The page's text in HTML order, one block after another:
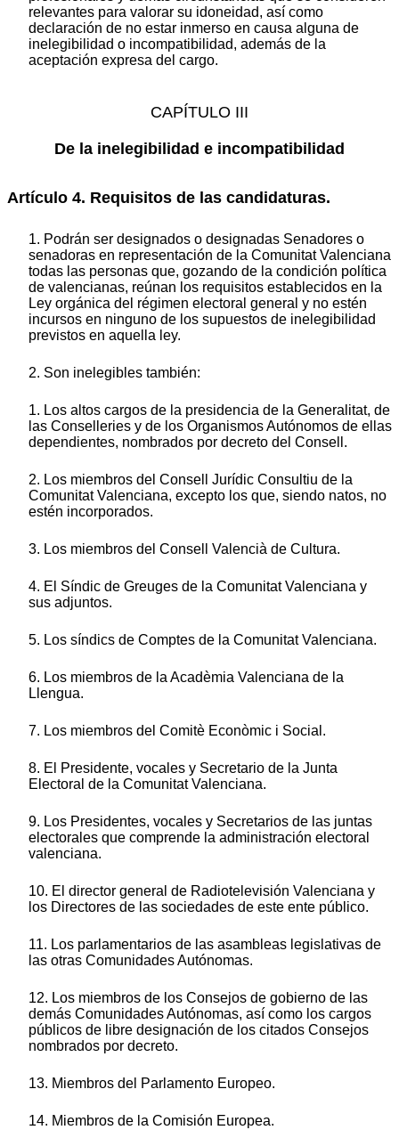
relevantes para valorar su idoneidad, así como
declaración de no estar inmerso en causa alguna de
inelegibilidad o incompatibilidad, además de la
aceptación expresa del cargo.
CAPÍTULO III
De la inelegibilidad e incompatibilidad
Artículo 4. Requisitos de las candidaturas.
1. Podrán ser designados o designadas Senadores o
senadoras en representación de la Comunitat Valenciana
todas las personas que, gozando de la condición política
de valencianas, reúnan los requisitos establecidos en la
Ley orgánica del régimen electoral general y no estén
incursos en ninguno de los supuestos de inelegibilidad
previstos en aquella ley.
2. Son inelegibles también:
1. Los altos cargos de la presidencia de la Generalitat, de
las Conselleries y de los Organismos Autónomos de ellas
dependientes, nombrados por decreto del Consell.
2. Los miembros del Consell Jurídic Consultiu de la
Comunitat Valenciana, excepto los que, siendo natos, no
estén incorporados.
3. Los miembros del Consell Valencià de Cultura.
4. El Síndic de Greuges de la Comunitat Valenciana y
sus adjuntos.
5. Los síndics de Comptes de la Comunitat Valenciana.
6. Los miembros de la Acadèmia Valenciana de la
Llengua.
7. Los miembros del Comitè Econòmic i Social.
8. El Presidente, vocales y Secretario de la Junta
Electoral de la Comunitat Valenciana.
9. Los Presidentes, vocales y Secretarios de las juntas
electorales que comprende la administración electoral
valenciana.
10. El director general de Radiotelevisión Valenciana y
los Directores de las sociedades de este ente público.
11. Los parlamentarios de las asambleas legislativas de
las otras Comunidades Autónomas.
12. Los miembros de los Consejos de gobierno de las
demás Comunidades Autónomas, así como los cargos
públicos de libre designación de los citados Consejos
nombrados por decreto.
13. Miembros del Parlamento Europeo.
14. Miembros de la Comisión Europea.